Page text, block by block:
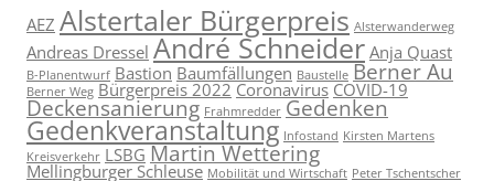
AEZ Alstertaler Bürgerpreis Alsterwanderweg
Andreas Dressel André SchneiderAnja Quast
B-Planentwurf Bastion Baumfällungen Baustelle Berner Au
Berner Weg Bürgerpreis 2022CoronavirusCOVID-19
Deckensanierung Frahmredder Gedenken
Gedenkveranstaltung Infostand Kirsten Martens
Kreisverkehr LSBG Martin Wettering
Mellingburger Schleuse Mobilität und Wirtschaft Peter Tschentscher